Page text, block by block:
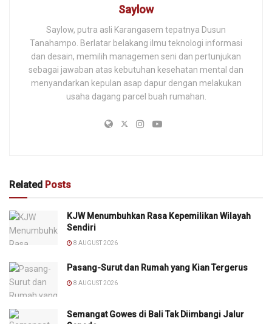
Saylow
Saylow, putra asli Karangasem tepatnya Dusun
Tanahampo. Berlatar belakang ilmu teknologi informasi
dan desain, memilih managemen seni dan pertunjukan
sebagai jawaban atas kebutuhan kesehatan mental dan
menyandarkan kepulan asap dapur dengan melakukan
usaha dagang parcel buah rumahan.
Related Posts
KJW Menumbuhkan Rasa Kepemilikan Wilayah
Sendiri
8 AUGUST 2026
Pasang-Surut dan Rumah yang Kian Tergerus
8 AUGUST 2026
Semangat Gowes di Bali Tak Diimbangi Jalur